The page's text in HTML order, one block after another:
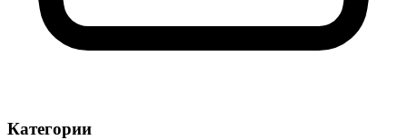
Категории